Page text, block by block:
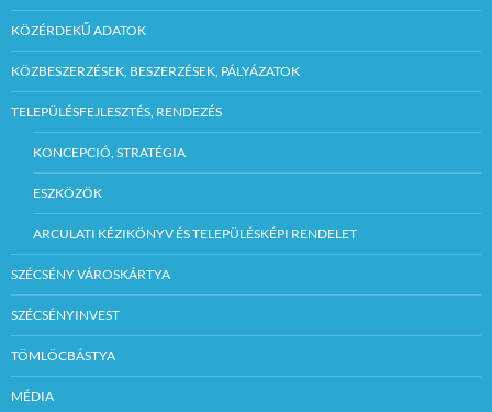
KÖZÉRDEKŰ ADATOK
KÖZBESZERZÉSEK, BESZERZÉSEK, PÁLYÁZATOK
TELEPÜLÉSFEJLESZTÉS, RENDEZÉS
KONCEPCIÓ, STRATÉGIA
ESZKÖZÖK
ARCULATI KÉZIKÖNYV ÉS TELEPÜLÉSKÉPI RENDELET
SZÉCSÉNY VÁROSKÁRTYA
SZÉCSÉNYINVEST
TÖMLÖCBÁSTYA
MÉDIA